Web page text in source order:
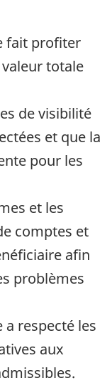
fait profiter
totale
de visibilité
et que la
pour les
et les
comptes et
afin
problèmes
respecté les
aux